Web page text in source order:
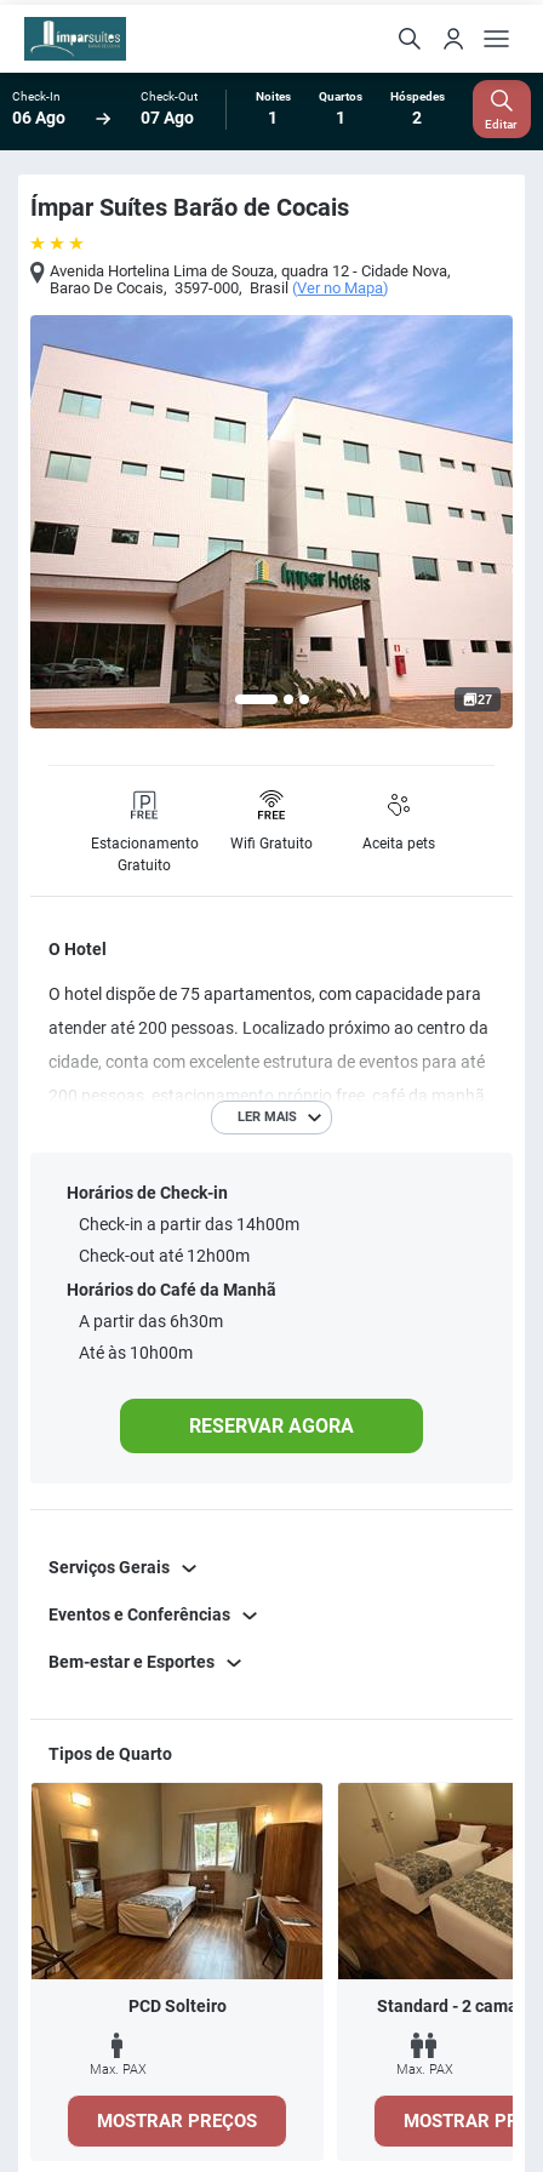
Check-In
06 Ago
Check-Out
07 Ago
Noites
1
Quartos
1
Hóspedes
2 Editar
Ímpar Suítes Barão de Cocais
Avenida Hortelina Lima de Souza, quadra 12 - Cidade Nova,
Barao De Cocais, 3597-000, Brasil (Ver no Mapa)
27
Estacionamento
Gratuito
Wifi Gratuito Aceita pets
O Hotel
O hotel dispõe de 75 apartamentos, com capacidade para
atender até 200 pessoas. Localizado próximo ao centro da
cidade, conta com excelente estrutura de eventos para até
200 pessoas, estacionamento próprio free, café da manhã,
fitness center, internet wireless free e muito mais! A 90 Km
uma crescente demanda, vinda do fortalecimento do
turismo, mineração, metalurgia e siderurgia na região.
LER MAIS
Horários de Check-in
Check-in a partir das 14h00m
Check-out até 12h00m
Horários do Café da Manhã
A partir das 6h30m
Até às 10h00m
RESERVAR AGORA
Serviços Gerais
Eventos e Conferências
Bem-estar e Esportes
Tipos de Quarto
PCD Solteiro
Max. PAX
MOSTRAR PREÇOS
Standard - 2 camas
Max. PAX
MOSTRAR